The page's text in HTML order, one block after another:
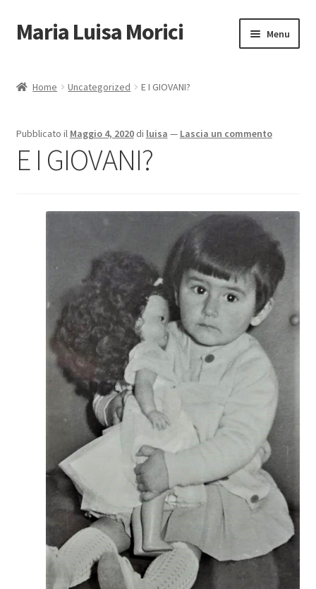
Vai
alla
Vai
al
Maria Luisa Morici Menu
Homeschooling
menu
Corsi Online
Chi sono
Home Uncategorized E I GIOVANI?
Pubblicato il Maggio 4, 2020 di luisa — Lascia un commento
E I GIOVANI?